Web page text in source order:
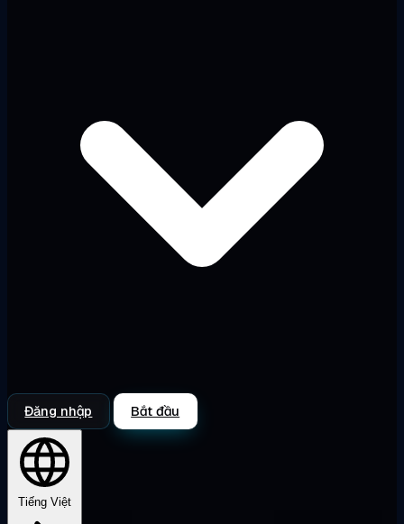
Đăng nhập Bắt đầu
Tiếng Việt